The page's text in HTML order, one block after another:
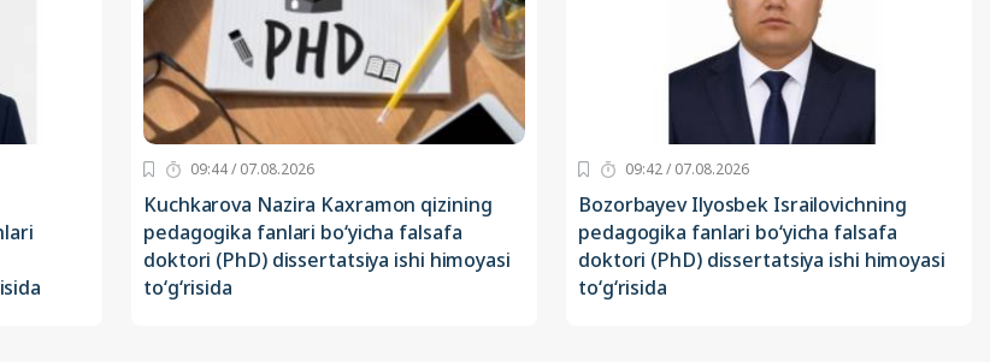
09:44 / 07.08.2026
Kuchkarova Nazira Kaxramon qizining
pedagogika fanlari bo‘yicha falsafa
doktori (PhD) dissertatsiya ishi himoyasi
to‘g‘risida
09:42 / 07.08.2026
Bozorbayev Ilyosbek Israilovichning
pedagogika fanlari bo‘yicha falsafa
doktori (PhD) dissertatsiya ishi himoyasi
to‘g‘risida